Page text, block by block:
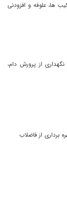
ها، علوفه و افزودنی
از پرورش دام،
برداری از فاضلاب